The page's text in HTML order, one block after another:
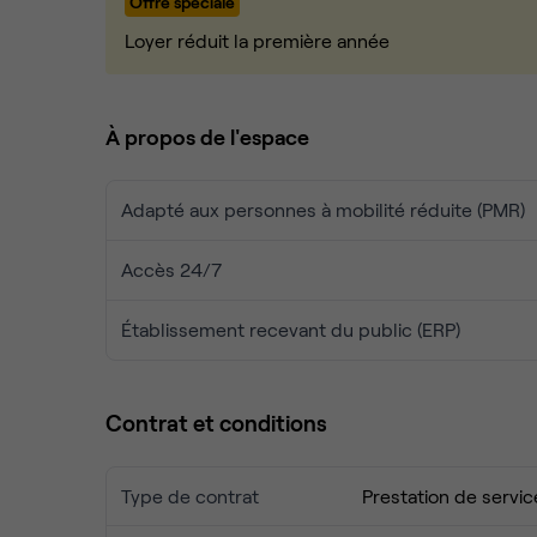
Pour une durée flexible de 3 à 4 mois dès ce
- Toutes charges et taxes de bureaux compris
- électricité (forfaitaire mensuel)
-internet fibré
un open space avec plusieurs postes de travail
Loyer réduit la première année
À propos de l'espace
Adapté aux personnes à mobilité réduite (PMR)
Accès 24/7
Établissement recevant du public (ERP)
Contrat et conditions
Type de contrat Prestation de